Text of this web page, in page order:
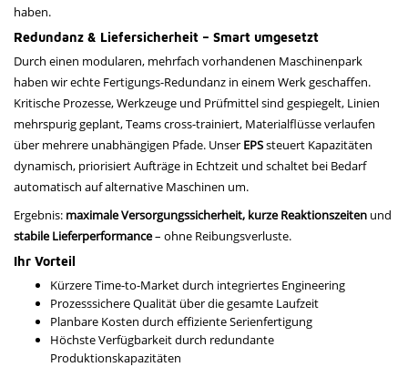
haben.
Redundanz & Liefersicherheit – Smart umgesetzt
Durch einen modularen, mehrfach vorhandenen Maschinenpark
haben wir echte Fertigungs-Redundanz in einem Werk geschaffen.
Kritische Prozesse, Werkzeuge und Prüfmittel sind gespiegelt, Linien
mehrspurig geplant, Teams cross-trainiert, Materialflüsse verlaufen
über mehrere unabhängigen Pfade. Unser EPSsteuert Kapazitäten
dynamisch, priorisiert Aufträge in Echtzeit und schaltet bei Bedarf
automatisch auf alternative Maschinen um.
Ergebnis: maximale Versorgungssicherheit, kurze Reaktionszeiten und
stabile Lieferperformance– ohne Reibungsverluste.
Ihr Vorteil
Kürzere Time-to-Market durch integriertes Engineering
Prozesssichere Qualität über die gesamte Laufzeit
Planbare Kosten durch effiziente Serienfertigung
Höchste Verfügbarkeit durch redundante
Produktionskapazitäten